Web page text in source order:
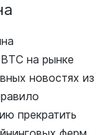
на рынке
новостях из
прекратить